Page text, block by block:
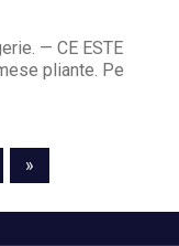
— CE ESTE
pliante. Pe
Next
Posts
»